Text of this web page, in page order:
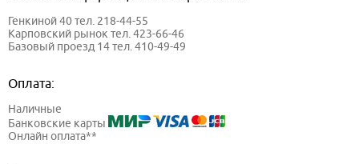
Генкиной 40 тел. 218-44-55
Карповский рынок тел. 423-66-46
Базовый проезд 14 тел. 410-49-49
Оплата:
Наличные
Банковские карты
Онлайн оплата**